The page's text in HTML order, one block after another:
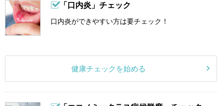
「口内炎」チェック
口内炎ができやすい方は要チェック！
健康チェックを始める